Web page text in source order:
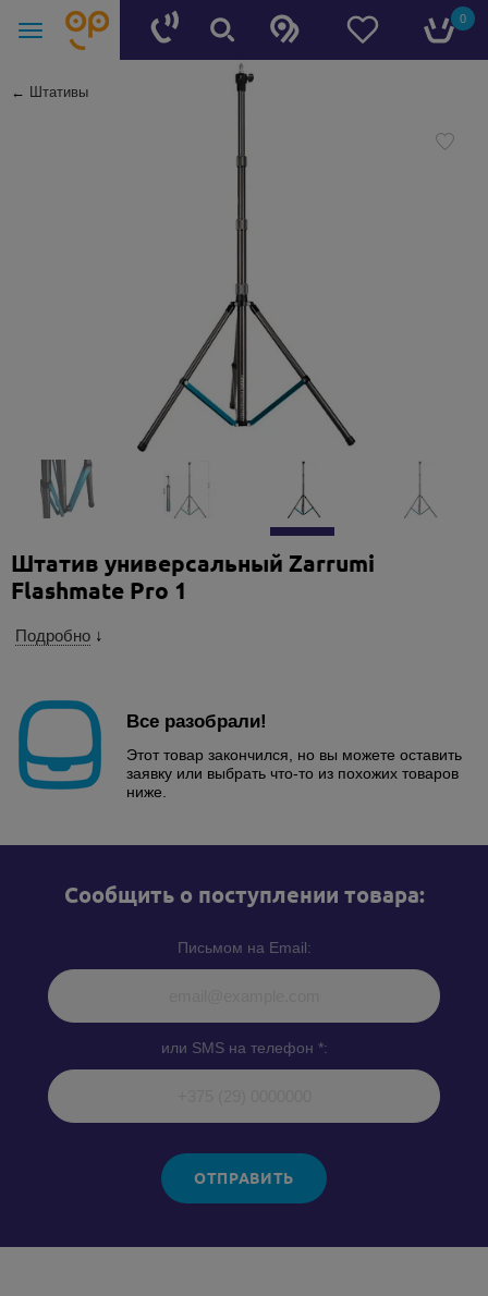
0
← Штативы
Штатив универсальный Zarrumi
Flashmate Pro 1
Подробно ↓
Все разобрали!
Этот товар закончился, но вы можете оставить
заявку или выбрать что-то из похожих товаров
ниже.
Cообщить о поступлении товара:
Письмом на Email:
или SMS на телефон *:
ОТПРАВИТЬ